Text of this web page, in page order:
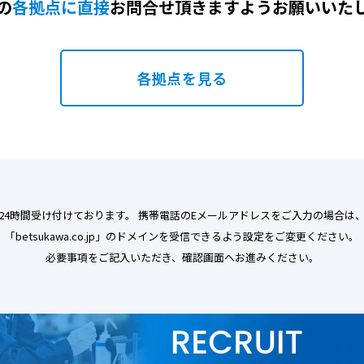
各拠点に直接お問合せ頂きますようお願いいた
各拠点を見る
時間受け付けております。
携帯電話のEメールアドレスをご入力の場合は、
「betsukawa.co.jp」のドメインを受信できるよう設定をご変更ください。
必要事項をご記入いただき、 確認画面へお進みください。